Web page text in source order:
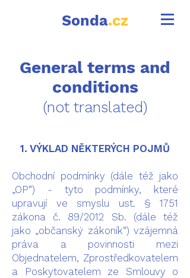
Sonda.cz
General terms and
conditions
(not translated)
​1. VÝKLAD NĚKTERÝCH POJMŮ
Obchodní podmínky (dále též jako
„OP“) - tyto podmínky, které
upravují ve smyslu ust. § 1751
zákona č. 89/2012 Sb. (dále též
jako „občanský zákoník“) vzájemná
práva a povinnosti mezi
Objednatelem, Zprostředkovatelem
a Poskytovatelem ze Smlouvy o